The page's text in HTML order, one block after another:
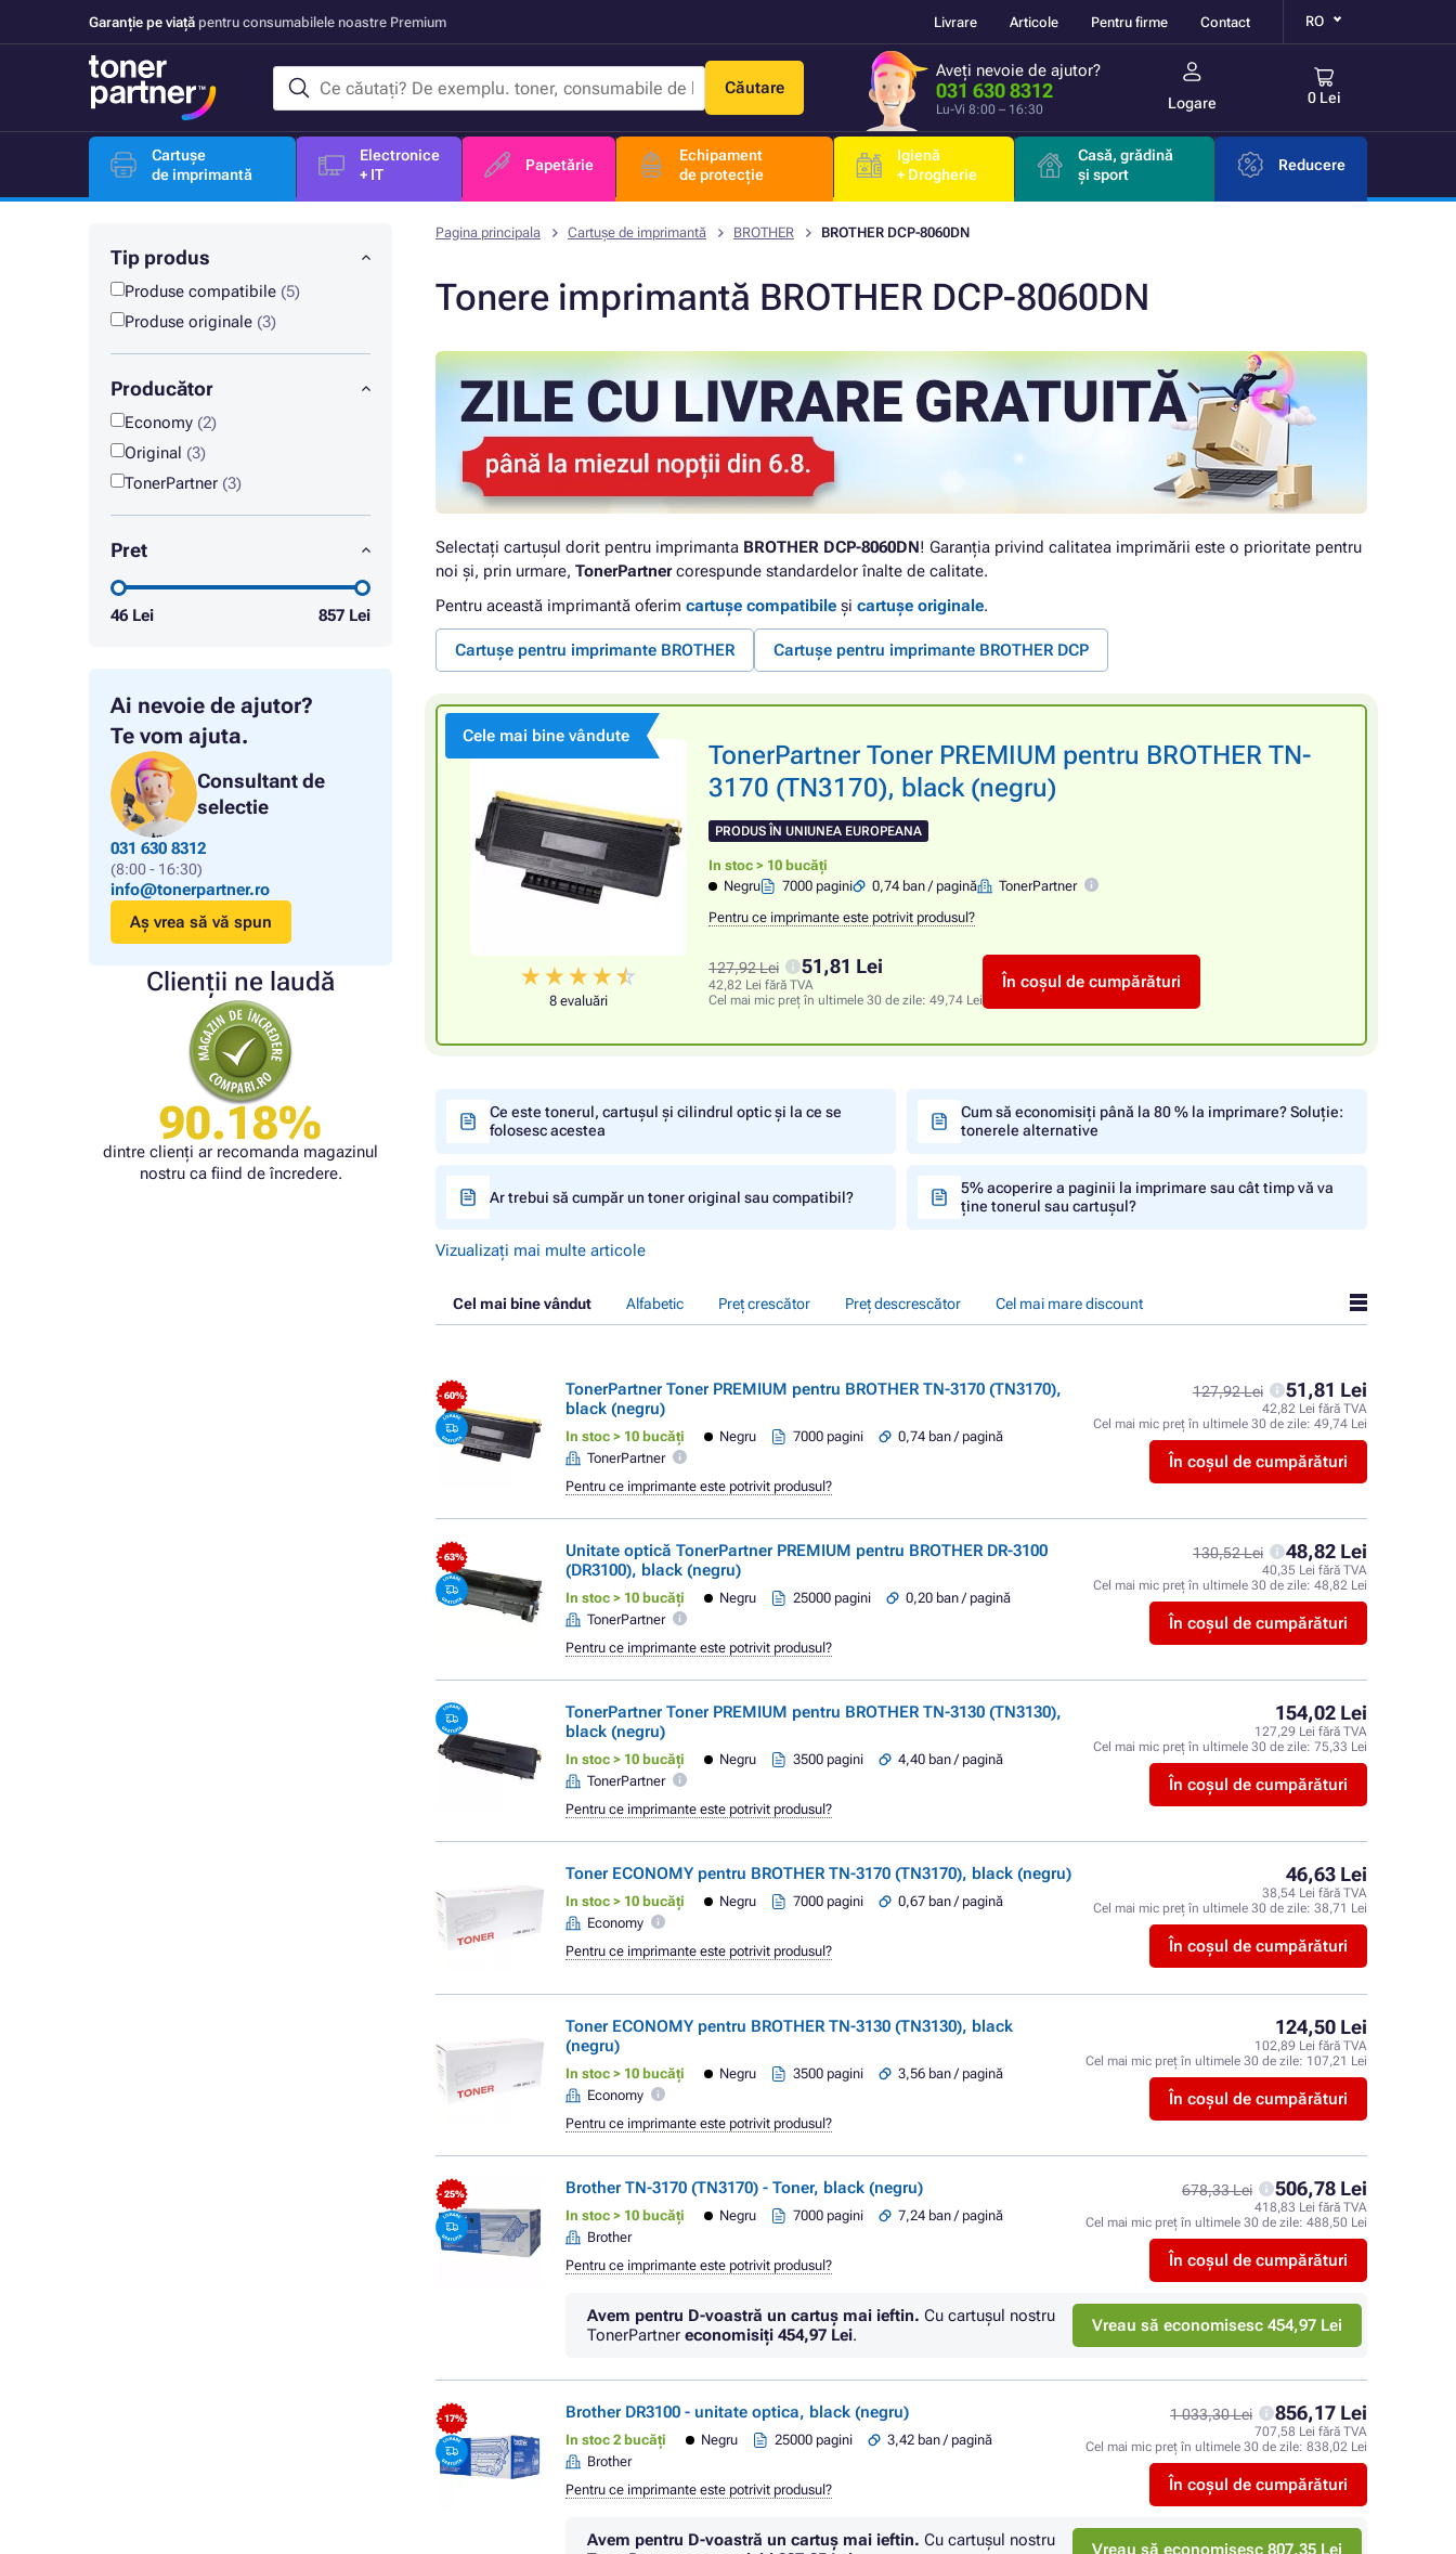
Garanție pe viață pentru consumabilele noastre Premium Livrare Articole Pentru firme Contact RO
Căutare
Aveți nevoie de ajutor?
031 630 8312
Lu-Vi 8:00 – 16:30 Logare 0 Lei
Cartușe
de imprimantă
Electronice
+ IT
Papetărie
Echipament
de protecție
Igienă
+ Drogherie
Casă, grădină
și sport
Reducere
Tip produs
Produse compatibile (5)
Produse originale (3)
Producător
Economy (2)
Original (3)
TonerPartner (3)
Pret
46Lei 857 Lei
Ai nevoie de ajutor?
Te vom ajuta.
Consultant de
selectie
031 630 8312
(8:00 - 16:30)
info@tonerpartner.ro
Aș vrea să vă spun
Clienții ne laudă
90.18%
dintre clienți ar recomanda magazinul
nostru ca fiind de încredere.
Pagina principala Cartușe de imprimantă BROTHER BROTHER DCP-8060DN
Tonere imprimantă BROTHER DCP-8060DN
Selectați cartușul dorit pentru imprimanta BROTHER DCP-8060DN! Garanția privind calitatea imprimării este o prioritate pentru
noi și, prin urmare, TonerPartnercorespunde standardelor înalte de calitate.
Pentru această imprimantă oferim cartușe compatibile și cartușe originale.
Cartușe pentru imprimante BROTHER Cartușe pentru imprimante BROTHER DCP
Cele mai bine vândute
8 evaluări
TonerPartner Toner PREMIUM pentru BROTHER TN-
3170 (TN3170), black (negru)
PRODUS ÎN UNIUNEA EUROPEANA
In stoc > 10 bucăți
Negru
7000 pagini 0,74 ban / pagină
TonerPartner
Pentru ce imprimante este potrivit produsul?
127,92 Lei 51,81 Lei
42,82 Lei fără TVA
Cel mai mic preț în ultimele 30 de zile: 49,74 Lei
În coșul de cumpărături
Ce este tonerul, cartușul și cilindrul optic și la ce se
folosesc acestea
Cum să economisiți până la 80 % la imprimare? Soluție:
tonerele alternative
Ar trebui să cumpăr un toner original sau compatibil?
5% acoperire a paginii la imprimare sau cât timp vă va
ține tonerul sau cartușul?
Vizualizați mai multe articole
Cel mai bine vândut Alfabetic Preț crescător Preț descrescător Cel mai mare discount
- 60%
TonerPartner Toner PREMIUM pentru BROTHER TN-3170 (TN3170),
black (negru)
In stoc > 10 bucăți Negru 7000 pagini
0,74 ban / pagină
TonerPartner
127,92 Lei 51,81 Lei
42,82 Lei fără TVA
Cel mai mic preț în ultimele 30 de zile: 49,74 Lei
În coșul de cumpărături
Pentru ce imprimante este potrivit produsul?
- 63%
Unitate optică TonerPartner PREMIUM pentru BROTHER DR-3100
(DR3100), black (negru)
In stoc > 10 bucăți Negru 25000 pagini
0,20 ban / pagină
TonerPartner
130,52 Lei 48,82 Lei
40,35 Lei fără TVA
Cel mai mic preț în ultimele 30 de zile: 48,82 Lei
În coșul de cumpărături
Pentru ce imprimante este potrivit produsul?
TonerPartner Toner PREMIUM pentru BROTHER TN-3130 (TN3130),
black (negru)
In stoc > 10 bucăți Negru 3500 pagini
4,40 ban / pagină
TonerPartner
154,02 Lei
127,29 Lei fără TVA
Cel mai mic preț în ultimele 30 de zile: 75,33 Lei
În coșul de cumpărături
Pentru ce imprimante este potrivit produsul?
Toner ECONOMY pentru BROTHER TN-3170 (TN3170), black (negru)
In stoc > 10 bucăți Negru 7000 pagini
0,67 ban / pagină
Economy
46,63 Lei
38,54 Lei fără TVA
Cel mai mic preț în ultimele 30 de zile: 38,71 Lei
În coșul de cumpărături
Pentru ce imprimante este potrivit produsul?
Toner ECONOMY pentru BROTHER TN-3130 (TN3130), black
(negru)
In stoc > 10 bucăți Negru 3500 pagini
3,56 ban / pagină
Economy
124,50 Lei
102,89 Lei fără TVA
Cel mai mic preț în ultimele 30 de zile: 107,21 Lei
În coșul de cumpărături
Pentru ce imprimante este potrivit produsul?
- 25% Brother TN-3170 (TN3170) - Toner, black (negru)
In stoc > 10 bucăți Negru 7000 pagini
7,24 ban / pagină
Brother
678,33 Lei 506,78 Lei
418,83 Lei fără TVA
Cel mai mic preț în ultimele 30 de zile: 488,50 Lei
În coșul de cumpărături
Pentru ce imprimante este potrivit produsul?
Avem pentru D-voastră un cartuș mai ieftin. Cu cartuşul nostru
TonerPartner economisiţi 454,97 Lei. Vreau să economisesc 454,97 Lei
- 17% Brother DR3100 - unitate optica, black (negru)
In stoc 2 bucăți Negru 25000 pagini
3,42 ban / pagină
Brother
1 033,30 Lei 856,17 Lei
707,58 Lei fără TVA
Cel mai mic preț în ultimele 30 de zile: 838,02 Lei
În coșul de cumpărături
Pentru ce imprimante este potrivit produsul?
Avem pentru D-voastră un cartuș mai ieftin. Cu cartuşul nostru
Vreau să economisesc 807,35 Lei